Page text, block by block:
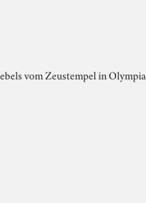
vom Zeustempel in Olympia